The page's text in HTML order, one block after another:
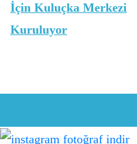
İçin Kuluçka Merkezi
Kuruluyor